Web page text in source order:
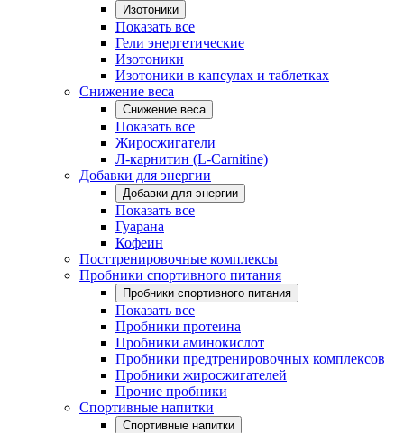
Изотоники
Показать все
Гели энергетические
Изотоники
Изотоники в капсулах и таблетках
Снижение веса
Снижение веса
Показать все
Жиросжигатели
Л-карнитин (L-Carnitine)
Добавки для энергии
Добавки для энергии
Показать все
Гуарана
Кофеин
Посттренировочные комплексы
Пробники спортивного питания
Пробники спортивного питания
Показать все
Пробники протеина
Пробники аминокислот
Пробники предтренировочных комплексов
Пробники жиросжигателей
Прочие пробники
Спортивные напитки
Спортивные напитки